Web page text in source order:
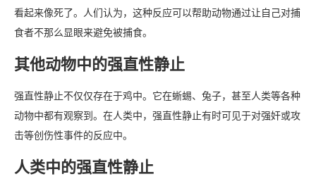
看起来像死了。人们认为，这种反应可以帮助动物通过让自己对捕
食者不那么显眼来避免被捕食。
其他动物中的强直性静止
强直性静止不仅仅存在于鸡中。它在蜥蜴、兔子，甚至人类等各种
动物中都有观察到。在人类中，强直性静止有时可见于对强奸或攻
击等创伤性事件的反应中。
人类中的强直性静止